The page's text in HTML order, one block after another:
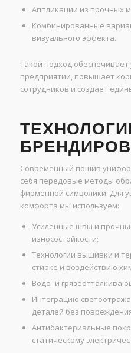
Аппликации из прочных
Комбинированные
визуального эффекта.
Такой подход
предприятии, повышает
сотрудников и создает
Современный пошив
себя передовые методы
фирменной символики. Для
комфорта мы используем:
Усиленные швы и
износостойкости;
Технологии вышивки и
стирке и воздействию
Водо- и
Интеграцию
деталей без
Антибактериальные
статическому